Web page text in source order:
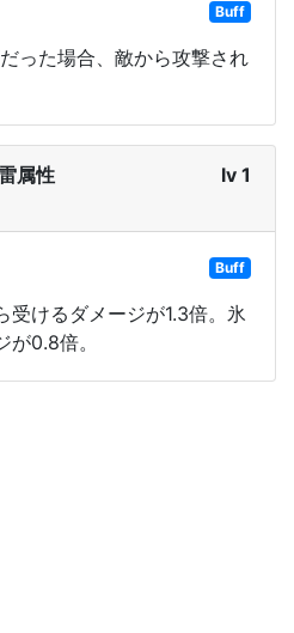
Buff
った場合、敵から攻撃され
属性 lv 1
Buff
受けるダメージが1.3倍。氷
0.8倍。